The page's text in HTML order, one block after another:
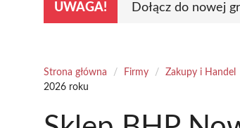
UWAGA! Dołącz do nowej
Strona główna / Firmy / Zakupy i Handel
2026 roku